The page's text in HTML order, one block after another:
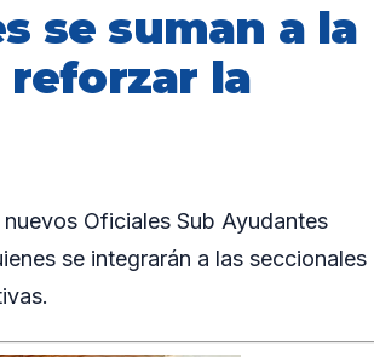
se suman a la
reforzar la
Oficiales Sub Ayudantes
se integrarán a las seccionales